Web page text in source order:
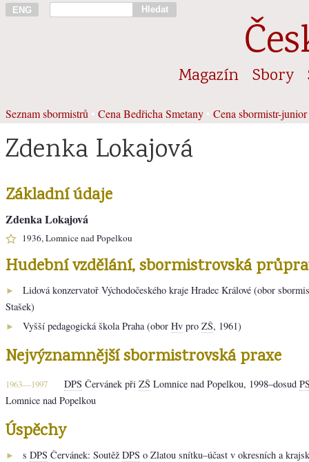
ENG Hledat
Magazín Sbory
Seznam sbormistrů Cena Bedřicha Smetany Cena sbormistr-junior
Zdenka Lokajová
Základní údaje
Zdenka Lokajová
1936, Lomnice nad Popelkou
Hudební vzdělání, sbormistrovská
►
Lidová konzervatoř Východočeského kraje Hradec Králové (obor
Stašek)
► Vyšší pedagogická škola Praha (obor Hv pro ZŠ, 1961)
Nejvýznamnější sbormistrovská praxe
1963—1997 DPS Červánek při ZŠ Lomnice nad Popelkou, 1998–dosud
Lomnice nad Popelkou
Úspěchy
► s DPS Červánek: Soutěž DPS o Zlatou snítku–účast v okresních a